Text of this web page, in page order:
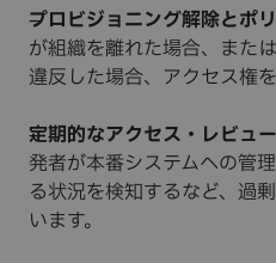
プロビジョニング解除とポ
が組織を離れた場合、また
違反した場合、アクセス権
定期的なアクセス・レビュー
発者が本番システムへの管
る状況を検知するなど、過
います。